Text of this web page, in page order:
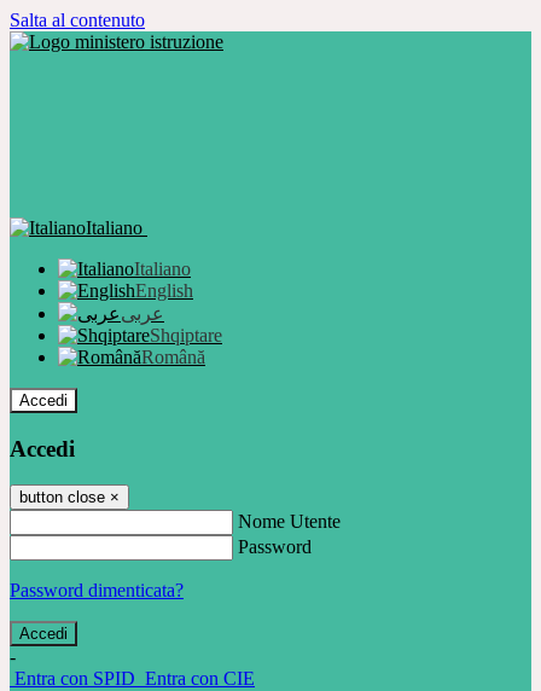
Salta al contenuto
Italiano
Italiano
English
عربى
Shqiptare
Română
Accedi
Accedi
button close ×
Nome Utente
Password
Password dimenticata?
-
Entra con SPID Entra con CIE